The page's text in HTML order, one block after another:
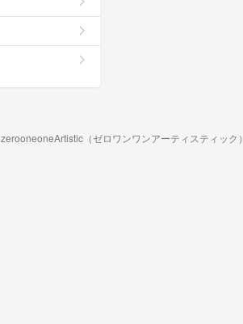
zerooneoneArtistic（ゼロワンワンアーティスティック）